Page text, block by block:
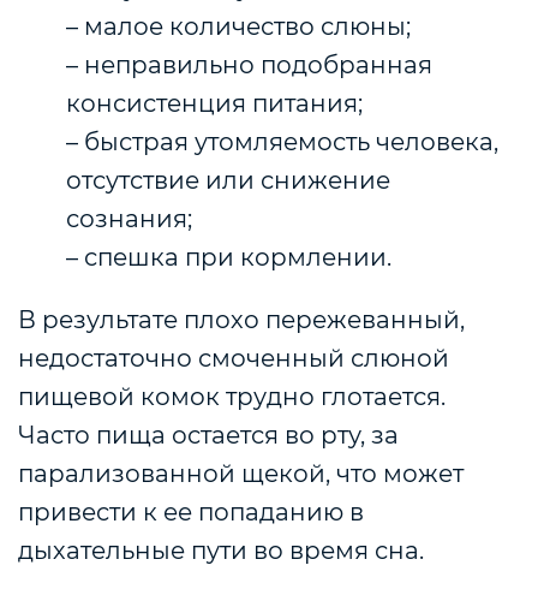
– малое количество слюны;
– неправильно подобранная
консистенция питания;
– быстрая утомляемость человека,
отсутствие или снижение
сознания;
– спешка при кормлении.
В результате плохо пережеванный,
недостаточно смоченный слюной
пищевой комок трудно глотается.
Часто пища остается во рту, за
парализованной щекой, что может
привести к ее попаданию в
дыхательные пути во время сна.